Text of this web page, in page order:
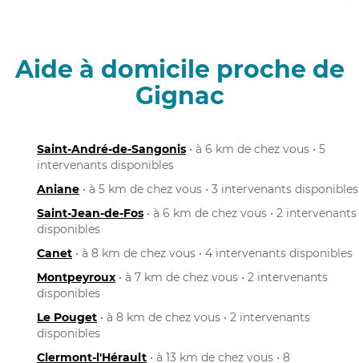
Aide à domicile proche de
Gignac
Saint-André-de-Sangonis • à 6 km de chez vous • 5
intervenants disponibles
Aniane • à 5 km de chez vous • 3 intervenants disponibles
Saint-Jean-de-Fos • à 6 km de chez vous • 2 intervenants
disponibles
Canet • à 8 km de chez vous • 4 intervenants disponibles
Montpeyroux • à 7 km de chez vous • 2 intervenants
disponibles
Le Pouget • à 8 km de chez vous • 2 intervenants
disponibles
Clermont-l'Hérault • à 13 km de chez vous • 8